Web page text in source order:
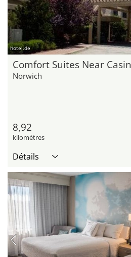
hotel.de
Comfort Suites Near
Norwich
8,92
kilomètres
Détails